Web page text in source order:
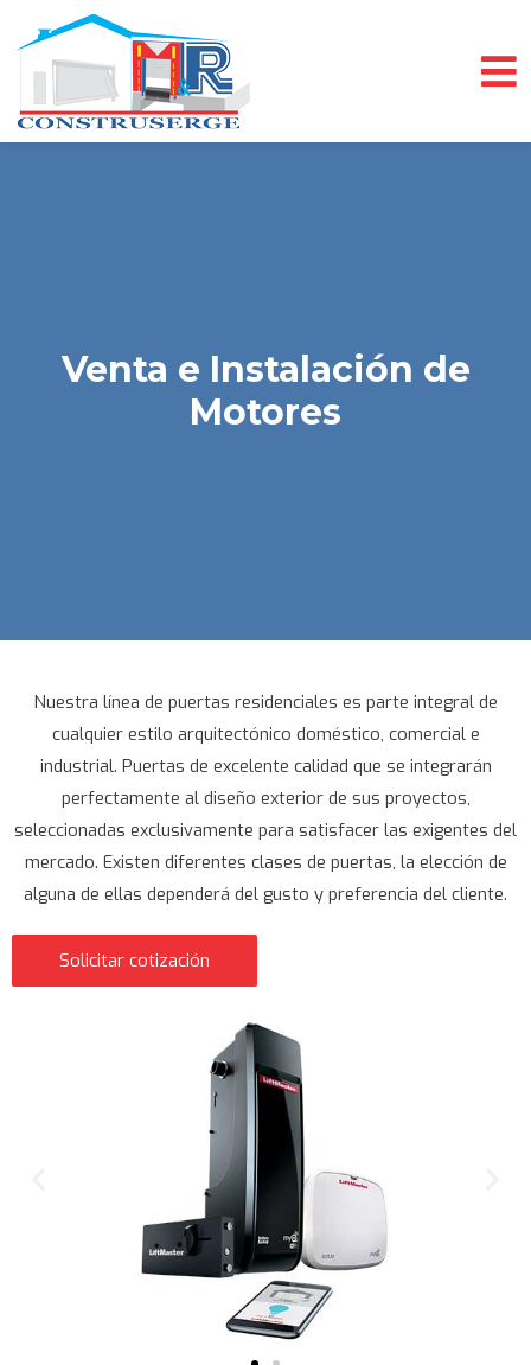
Venta e Instalación de
Motores
Nuestra línea de puertas residenciales es parte integral de
cualquier estilo arquitectónico doméstico, comercial e
industrial. Puertas de excelente calidad que se integrarán
perfectamente al diseño exterior de sus proyectos,
seleccionadas exclusivamente para satisfacer las exigentes del
mercado. Existen diferentes clases de puertas, la elección de
alguna de ellas dependerá del gusto y preferencia del cliente.
Solicitar cotización